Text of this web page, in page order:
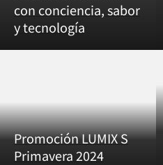
con conciencia, sabor
y tecnología
Promoción LUMIX S
Primavera 2024